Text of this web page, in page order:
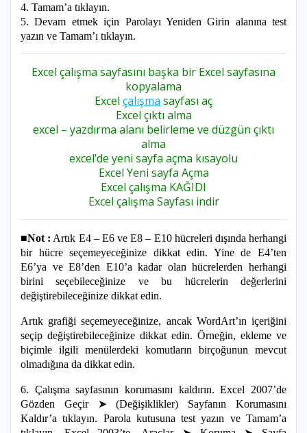
4. Tamam’a tıklayın.
5. Devam etmek için Parolayı Yeniden Girin alanına test
yazın ve Tamam’ı tıklayın.
Excel çalışma sayfasını başka bir Excel sayfasına
kopyalama
Excel çalışma sayfası aç
Excel çıktı alma
excel – yazdırma alanı belirleme ve düzgün çıktı
alma
excel’de yeni sayfa açma kısayolu
Excel Yeni sayfa Açma
Excel çalışma KAĞIDI
Excel çalışma Sayfası indir
■Not : Artık E4 – E6 ve E8 – E10 hücreleri dışında herhangi
bir hücre seçemeyeceğinize dikkat edin. Yine de E4’ten
E6’ya ve E8’den E10’a kadar olan hücrelerden herhangi
birini seçebileceğinize ve bu hücrelerin değerlerini
değiştirebileceğinize dikkat edin.
Artık grafiği seçemeyeceğinize, ancak WordArt’ın içeriğini
seçip değiştirebileceğinize dikkat edin. Örneğin, ekleme ve
biçimle ilgili menülerdeki komutların birçoğunun mevcut
olmadığına da dikkat edin.
6. Çalışma sayfasının korumasını kaldırın. Excel 2007’de
Gözden Geçir ➤ (Değişiklikler) Sayfanın Korumasını
Kaldır’a tıklayın. Parola kutusuna test yazın ve Tamam’a